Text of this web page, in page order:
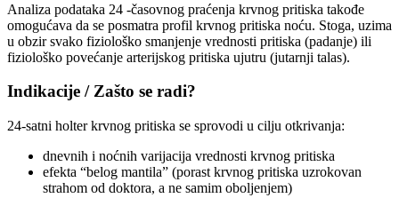
Analiza podataka 24 -časovnog praćenja krvnog pritiska takođe
omogućava da se posmatra profil krvnog pritiska noću. Stoga, uzima
u obzir svako fiziološko smanjenje vrednosti pritiska (padanje) ili
fiziološko povećanje arterijskog pritiska ujutru (jutarnji talas).
Indikacije / Zašto se radi?
24-satni holter krvnog pritiska se sprovodi u cilju otkrivanja:
dnevnih i noćnih varijacija vrednosti krvnog pritiska
efekta “belog mantila” (porast krvnog pritiska uzrokovan
strahom od doktora, a ne samim oboljenjem)